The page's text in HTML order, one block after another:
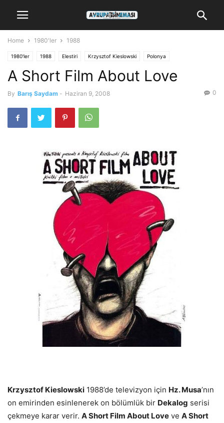
Home 1980'ler 1988
1980'ler 1988 Elestiri Krzysztof Kieslowski Polonya
A Short Film About Love
By Barış Saydam - Haziran 9, 2008 0
Krzysztof Kieslowski 1988’de televizyon için Hz. Musa’nın
on emirinden esinlenerek on bölümlük bir Dekalog serisi
çekmeye karar verir. A Short Film About Love ve A Short